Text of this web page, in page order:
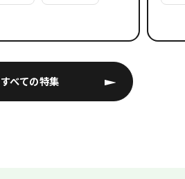
すべての特集